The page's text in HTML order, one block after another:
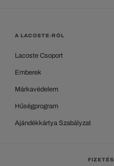
A LACOSTE-RÓL
Lacoste Csoport
Emberek
Márkavédelem
Hűségprogram
Ajándékkártya Szabályzat